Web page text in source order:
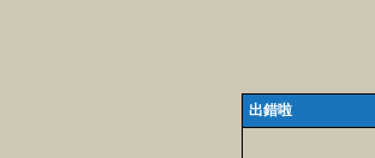
出錯啦